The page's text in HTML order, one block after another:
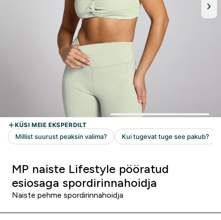
MP naiste Lifestyle pööratud
esiosaga spordirinnahoidja
Naiste pehme spordirinnahoidja